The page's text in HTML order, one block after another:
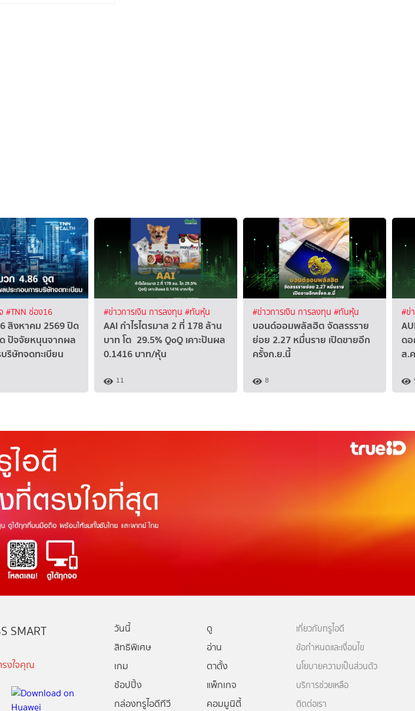
#TNN ช่อง16
สิงหาคม 2569 ปิด
ปัจจัยหนุนจากผล
ริษัทจดทะเบียน
#ข่าวการเงิน การลงทุน #ทันหุ้น
AAI กำไรไตรมาส 2 ที่ 178 ล้าน
บาท โต 29.5% QoQ เคาะปันผล
0.1416 บาท/หุ้น
11
#ข่าวการเงิน การลงทุน #ทันหุ้น
บอนด์ออมพลัสฮิต จัดสรรราย
ย่อย 2.27 หมื่นราย เปิดขายอีก
ครั้งก.ย.นี้
8
#ข่
ดอ
ส.
SMART
รงใจคุณ
วันนี้
ดู
สิทธิพิเศษ
อ่าน
เกม
ตาตั้ง
ช้อปปิ้ง
แพ็กเกจ
กล่องทรูไอดีทีวี
คอมมูนิตี้
เกี่ยวกับทรูไอดี
ข้อกำหนดและเงื่อนไข
นโยบายความเป็นส่วนตัว
บริการช่วยเหลือ
ติดต่อเรา